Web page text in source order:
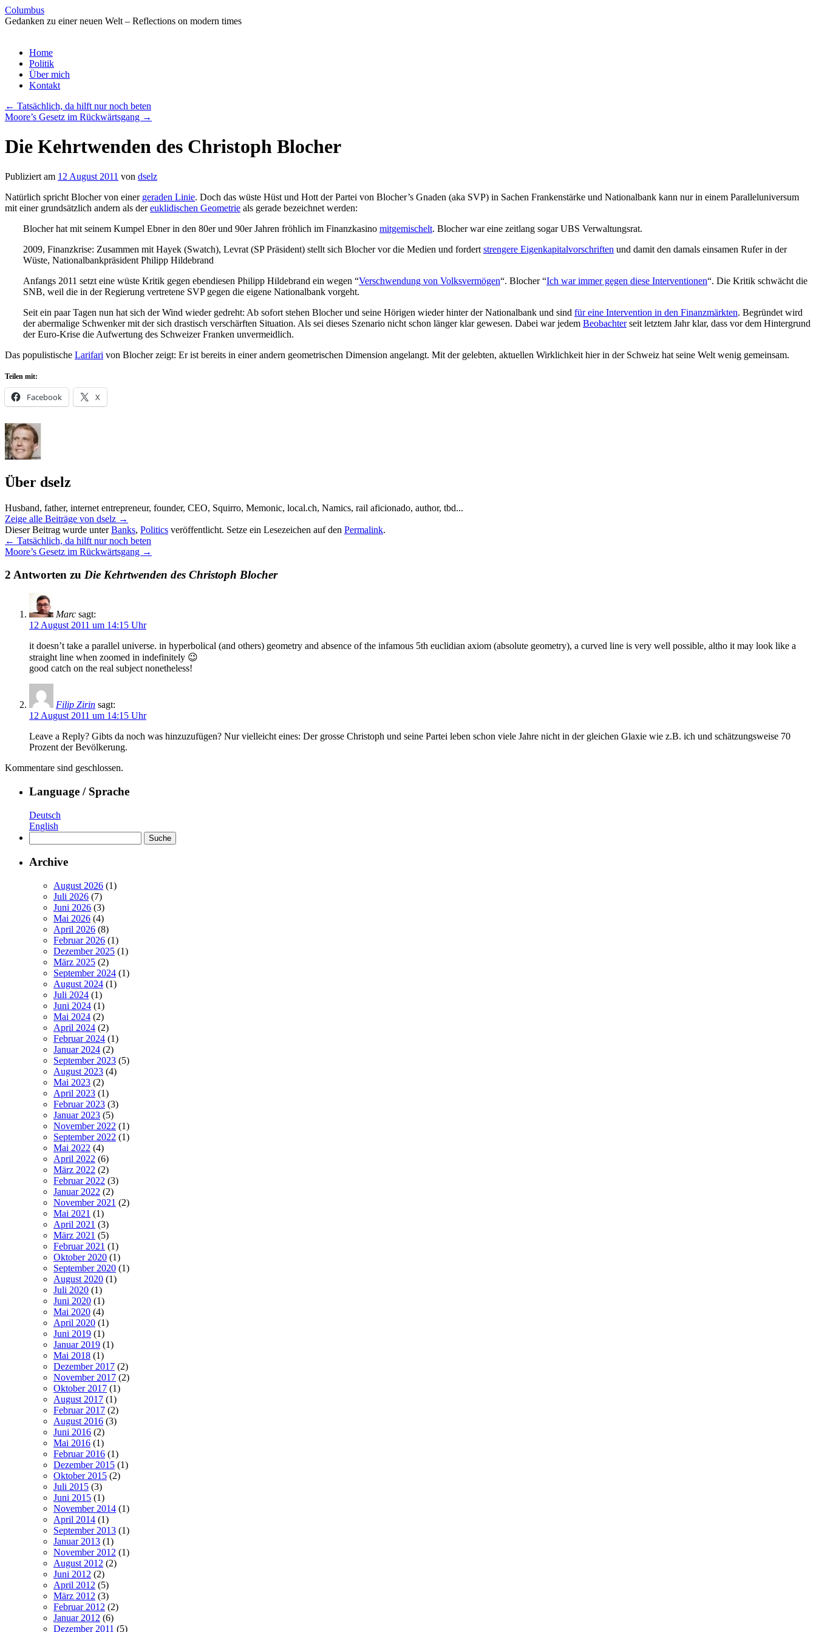
Columbus
Gedanken zu einer neuen Welt – Reflections on modern times
Zum
Inhalt
springen
Home
Politik
Über mich
Kontakt
← Tatsächlich, da hilft nur noch beten
Moore’s Gesetz im Rückwärtsgang →
Die Kehrtwenden des Christoph Blocher
Publiziert am 12 August 2011 von dselz
Natürlich spricht Blocher von einer geraden Linie. Doch das wüste Hüst und Hott der Partei von Blocher’s Gnaden (aka SVP) in Sachen Frankenstärke und Nationalbank kann nur in einem Paralleluniversum
mit einer grundsätzlich andern als dereuklidischen Geometrie als gerade bezeichnet werden:
Blocher hat mit seinem Kumpel Ebner in den 80er und 90er Jahren fröhlich im Finanzkasino mitgemischelt. Blocher war eine zeitlang sogar UBS Verwaltungsrat.
2009, Finanzkrise: Zusammen mit Hayek (Swatch), Levrat (SP Präsident) stellt sich Blocher vor die Medien und fordert strengere Eigenkapitalvorschriften und damit den damals einsamen Rufer in der
Wüste, Nationalbankpräsident Philipp Hildebrand
Anfangs 2011 setzt eine wüste Kritik gegen ebendiesen Philipp Hildebrand ein wegen “Verschwendung von Volksvermögen“. Blocher “Ich war immer gegen diese Interventionen“. Die Kritik schwächt die
SNB, weil die in der Regierung vertretene SVP gegen die eigene Nationalbank vorgeht.
Seit ein paar Tagen nun hat sich der Wind wieder gedreht: Ab sofort stehen Blocher und seine Hörigen wieder hinter der Nationalbank und sind für eine Intervention in den Finanzmärkten. Begründet wird
der abermalige Schwenker mit der sich drastisch verschärften Situation. Als sei dieses Szenario nicht schon länger klar gewesen. Dabei war jedem Beobachterseit letztem Jahr klar, dass vor dem Hintergrund
der Euro-Krise die Aufwertung des Schweizer Franken unvermeidlich.
Das populistische Larifari von Blocher zeigt: Er ist bereits in einer andern geometrischen Dimension angelangt. Mit der gelebten, aktuellen Wirklichkeit hier in der Schweiz hat seine Welt wenig gemeinsam.
Teilen mit:
Facebook X
Über dselz
Husband, father, internet entrepreneur, founder, CEO, Squirro, Memonic, local.ch, Namics, rail aficionado, author, tbd...
Zeige alle Beiträge von dselz →
Dieser Beitrag wurde unterBanks, Politics veröffentlicht. Setze ein Lesezeichen auf den Permalink.
← Tatsächlich, da hilft nur noch beten
Moore’s Gesetz im Rückwärtsgang →
2 Antworten zu Die Kehrtwenden des Christoph Blocher
Marc sagt:
12 August 2011 um 14:15 Uhr
it doesn’t take a parallel universe. in hyperbolical (and others) geometry and absence of the infamous 5th euclidian axiom (absolute geometry), a curved line is very well possible, altho it may look like a
straight line when zoomed in indefinitely 😉
good catch on the real subject nonetheless!
Filip Zirin sagt:
12 August 2011 um 14:15 Uhr
Leave a Reply? Gibts da noch was hinzuzufügen? Nur vielleicht eines: Der grosse Christoph und seine Partei leben schon viele Jahre nicht in der gleichen Glaxie wie z.B. ich und schätzungsweise 70
Prozent der Bevölkerung.
Kommentare sind geschlossen.
Language / Sprache
Deutsch
English
nach:
Archive
August 2026 (1)
Juli 2026 (7)
Juni 2026 (3)
Mai 2026 (4)
April 2026 (8)
Februar 2026 (1)
Dezember 2025 (1)
März 2025 (2)
September 2024 (1)
August 2024 (1)
Juli 2024 (1)
Juni 2024 (1)
Mai 2024 (2)
April 2024 (2)
Februar 2024 (1)
Januar 2024 (2)
September 2023 (5)
August 2023 (4)
Mai 2023 (2)
April 2023 (1)
Februar 2023 (3)
Januar 2023 (5)
November 2022 (1)
September 2022 (1)
Mai 2022 (4)
April 2022 (6)
März 2022 (2)
Februar 2022 (3)
Januar 2022 (2)
November 2021 (2)
Mai 2021 (1)
April 2021 (3)
März 2021 (5)
Februar 2021 (1)
Oktober 2020 (1)
September 2020 (1)
August 2020 (1)
Juli 2020 (1)
Juni 2020 (1)
Mai 2020 (4)
April 2020 (1)
Juni 2019 (1)
Januar 2019 (1)
Mai 2018 (1)
Dezember 2017 (2)
November 2017 (2)
Oktober 2017 (1)
August 2017 (1)
Februar 2017 (2)
August 2016 (3)
Juni 2016 (2)
Mai 2016 (1)
Februar 2016 (1)
Dezember 2015 (1)
Oktober 2015 (2)
Juli 2015 (3)
Juni 2015 (1)
November 2014 (1)
April 2014 (1)
September 2013 (1)
Januar 2013 (1)
November 2012 (1)
August 2012 (2)
Juni 2012 (2)
April 2012 (5)
März 2012 (3)
Februar 2012 (2)
Januar 2012 (6)
Dezember 2011 (5)